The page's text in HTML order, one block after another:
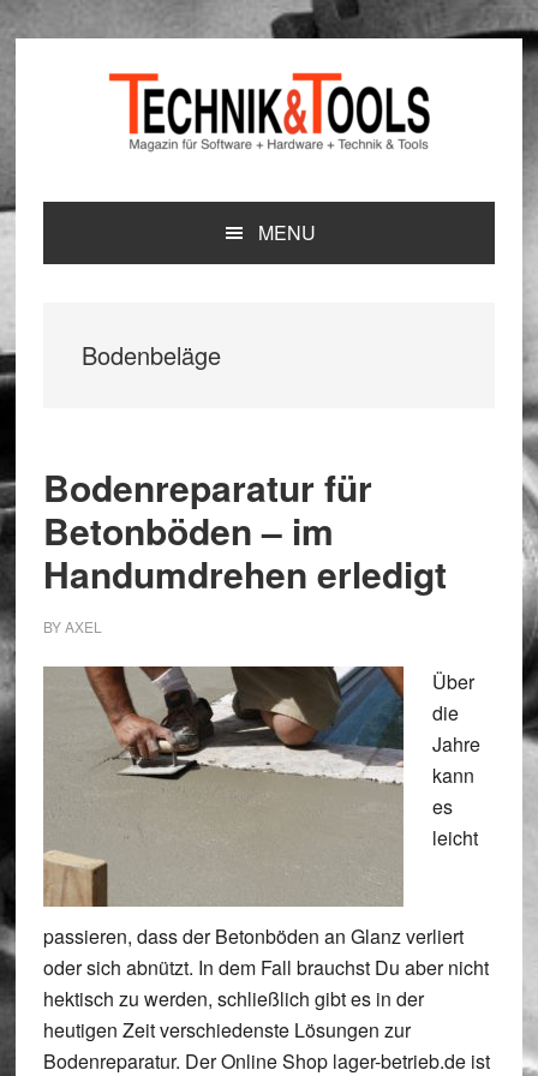
Zur
Hauptnavigation
Zum
Inhalt
Zur
Seitenspalte
MENU
Bodenbeläge
Bodenreparatur für
Betonböden – im
Handumdrehen erledigt
BYAXEL
Über
die
Jahre
kann
es
leicht
passieren, dass der Betonböden an Glanz verliert
oder sich abnützt. In dem Fall brauchst Du aber nicht
hektisch zu werden, schließlich gibt es in der
heutigen Zeit verschiedenste Lösungen zur
Bodenreparatur. Der Online Shop lager-betrieb.de ist